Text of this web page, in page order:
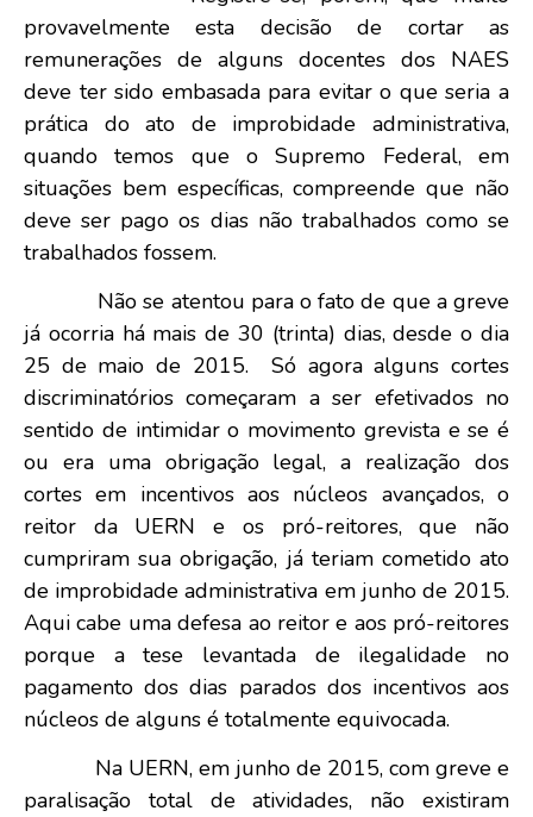
provavelmente esta decisão de cortar as
remunerações de alguns docentes dos NAES
deve ter sido embasada para evitar o que seria a
prática do ato de improbidade administrativa,
quando temos que o Supremo Federal, em
situações bem específicas, compreende que não
deve ser pago os dias não trabalhados como se
trabalhados fossem.
Não se atentou para o fato de que a greve
já ocorria há mais de 30 (trinta) dias, desde o dia
25 de maio de 2015. Só agora alguns cortes
discriminatórios começaram a ser efetivados no
sentido de intimidar o movimento grevista e se é
ou era uma obrigação legal, a realização dos
cortes em incentivos aos núcleos avançados, o
reitor da UERN e os pró-reitores, que não
cumpriram sua obrigação, já teriam cometido ato
de improbidade administrativa em junho de 2015.
Aqui cabe uma defesa ao reitor e aos pró-reitores
porque a tese levantada de ilegalidade no
pagamento dos dias parados dos incentivos aos
núcleos de alguns é totalmente equivocada.
Na UERN, em junho de 2015, com greve e
paralisação total de atividades, não existiram